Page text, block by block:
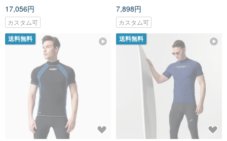
17,056円
カスタム可
7,898円
カスタム可
送料無料 送料無料